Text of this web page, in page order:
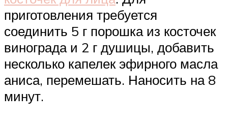
приготовления требуется
соединить 5 г порошка из косточек
винограда и 2 г душицы, добавить
несколько капелек эфирного масла
аниса, перемешать. Наносить на 8
минут.